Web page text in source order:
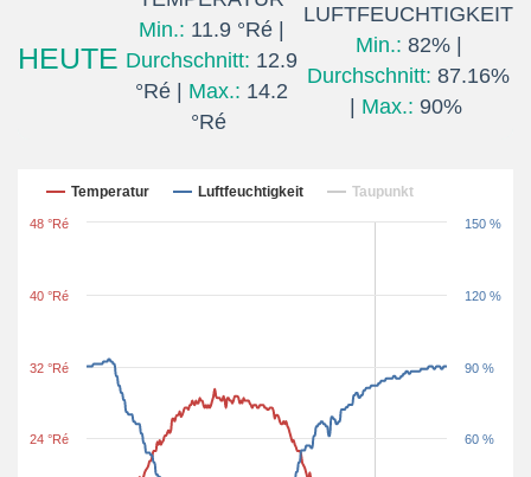
HEUTE
Min.: 11.9 °Ré |
Durchschnitt: 12.9
°Ré | Max.: 14.2
°Ré
LUFTFEUCHTIGKEIT
Min.: 82% |
Durchschnitt: 87.16%
Max.: 90%
Letzten 24 Stunden
Temperatur Luftfeuchtigkeit Taupunkt
24 °Ré
32 °Ré
40 °Ré
48 °Ré
60 %
90 %
120 %
150 %